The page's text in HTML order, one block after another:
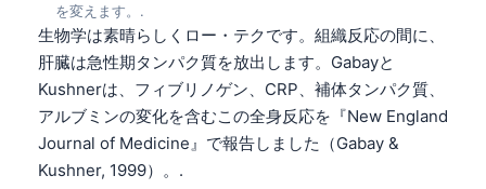
を変えます。.
生物学は素晴らしくロー・テクです。組織反応の間に、
肝臓は急性期タンパク質を放出します。Gabayと
Kushnerは、フィブリノゲン、CRP、補体タンパク質、
アルブミンの変化を含むこの全身反応を『New England
Journal of Medicine』で報告しました（Gabay &
Kushner, 1999）。.